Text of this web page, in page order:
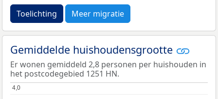
Toelichting Meer migratie
Gemiddelde huishoudensgrootte
Er wonen gemiddeld 2,8 personen per huishouden in
het postcodegebied 1251 HN.
4,0
4,0